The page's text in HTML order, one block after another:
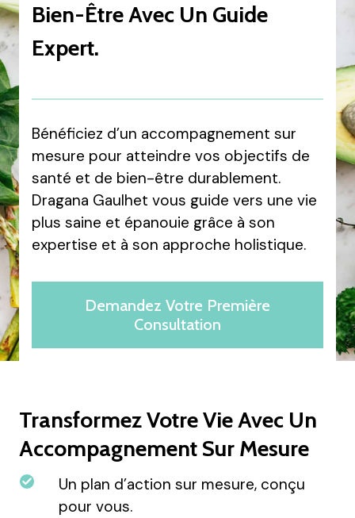
Bien-Être Avec Un Guide
Expert.
Bénéficiez d’un accompagnement sur
mesure pour atteindre vos objectifs de
santé et de bien-être durablement.
Dragana Gaulhet vous guide vers une vie
plus saine et épanouie grâce à son
expertise et à son approche holistique.
Demandez Votre Première
Consultation
Transformez Votre Vie Avec Un
Accompagnement Sur Mesure
Un plan d’action sur mesure, conçu
pour vous.